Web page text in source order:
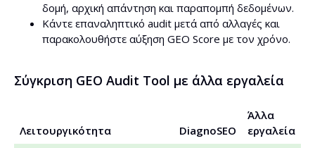
δομή, αρχική απάντηση και παραπομπή δεδομένων.
Κάντε επαναληπτικό audit μετά από αλλαγές και
παρακολουθήστε αύξηση GEO Score με τον χρόνο.
Σύγκριση GEO Audit Tool με άλλα εργαλεία
Λειτουργικότητα DiagnoSEO
Άλλα
εργαλεία